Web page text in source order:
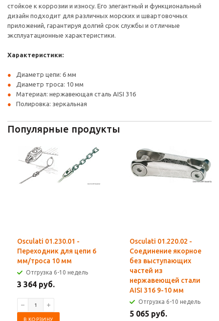
стойкое к коррозии и износу. Его элегантный и функциональный
дизайн подходит для различных морских и швартовочных
приложений, гарантируя долгий срок службы и отличные
эксплуатационные характеристики.
Характеристики:
Диаметр цепи: 6 мм
Диаметр троса: 10 мм
Материал: нержавеющая сталь AISI 316
Полировка: зеркальная
Популярные продукты
Osculati 01.230.01 -
Переходник для цепи 6
мм/троса 10 мм
Отгрузка 6-10 недель
3 364 руб.
В КОРЗИНУ
Osculati 01.220.02 -
Соединение якорное
без выступающих
частей из
нержавеющей стали
AISI 316 9-10 мм
Отгрузка 6-10 недель
5 065 руб.